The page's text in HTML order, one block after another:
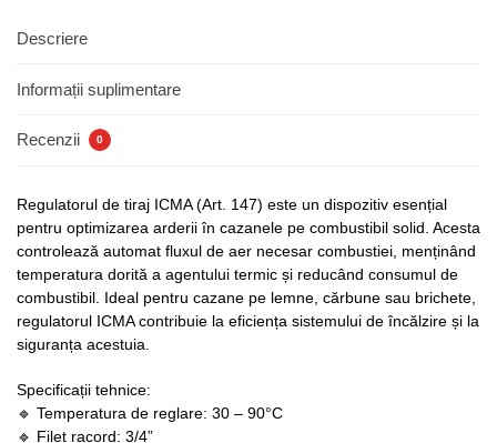
Descriere
Informații suplimentare
Recenzii 0
Regulatorul de tiraj ICMA (Art. 147) este un dispozitiv esențial
pentru optimizarea arderii în cazanele pe combustibil solid. Acesta
controlează automat fluxul de aer necesar combustiei, menținând
temperatura dorită a agentului termic și reducând consumul de
combustibil. Ideal pentru cazane pe lemne, cărbune sau brichete,
regulatorul ICMA contribuie la eficiența sistemului de încălzire și la
siguranța acestuia.
Specificații tehnice:
🔹 Temperatura de reglare: 30 – 90°C
🔹 Filet racord: 3/4”